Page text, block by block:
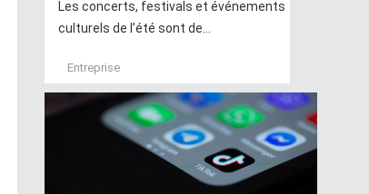
Les concerts, festivals et événements
culturels de l’été sont de...
Entreprise